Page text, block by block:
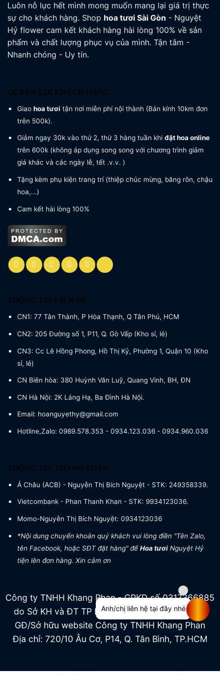
Luôn nỗ lực hết mình mong muốn mang lại giá trị thực
sự cho khách hàng. Shop hoa tươi Sài Gòn - Nguyệt
Hỷ flower cam kết khách hàng hài lòng 100% về sản
phẩm và chất lượng phục vụ của mình. Tận tâm -
Nhanh chóng - Uy tín.
QUYỀN LỢI KHÁCH HÀNG
Giao hoa tươi tận nơi miễn phí nội thành (Bán kính 10km đơn
trên 500k).
Giảm ngay 30k vào thứ 2, thứ 3 hàng tuần khi đặt hoa online
trên 600k (không áp dụng song song với chương trình giảm
giá khác và các ngày lễ, tết .v.v. )
Tặng kèm phụ kiện trang trí (thiệp chúc mừng, băng rôn, chậu
hoa,...)
Cam kết hài lòng 100%
THÔNG TIN LIÊN HỆ
CN1: 77 Tân Thành, P Hòa Thạnh, Q Tân Phú, HCM
CN2: 205 Đường số 1, P11, Q. Gò Vấp (Kho sỉ, lẻ)
CN3: Cc Lê Hồng Phong, Hồ Thị Kỷ, Phường 1, Quận 10 (Kho
sỉ, lẻ)
CN Biên hòa: 380 Huỳnh Văn Luỹ, Quang Vinh, BH, ĐN
CN Hà Nội: 2K Láng Hạ, Ba Đình Hà Nội.
Email: hoanguyethy@gmail.com
Hotline,Zalo: 0989.578.353 - 0934.123.036 - 0934.960.036
THÔNG TIN THANH TOÁN
Á Châu (ACB) - Nguyễn Thị Bích Nguyệt - STK: 249358339.
Vietcombank - Phan Thanh Khan - STK: 9934123036.
Momo-Nguyễn Thị Bích Nguyệt: 0934123036
*Nội dung chuyển khoản quý khách vui lòng điền "Tên Zalo,
tên Facebook, hoặc SĐT đặt hàng" đểHoa tươi Nguyệt Hỷ
tiện lên đơn hàng. Xin cảm ơn
Công ty TNHH Khang Phan - GPKD số 0317366885
do Sở KH và ĐT TP HCM cấp ngày 04/07/2022
GĐ/Sở hữu website Công ty TNHH Khang Phan
Địa chỉ: 720/10 Âu Cơ, P14, Q. Tân Bình, TP.HCM
Anh/chị liên hệ tại đây nhé